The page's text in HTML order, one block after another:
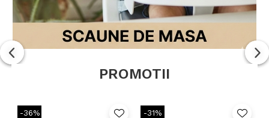
PROMOTII
-36% -31%